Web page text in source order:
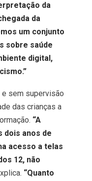
da
da
um conjunto
sobre saúde
digital,
e sem supervisão
das crianças a
“A
dois anos de
acesso a telas
12, não
“Quanto